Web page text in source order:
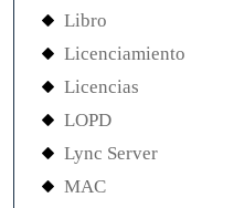
Libro
Licenciamiento
Licencias
LOPD
Lync Server
MAC